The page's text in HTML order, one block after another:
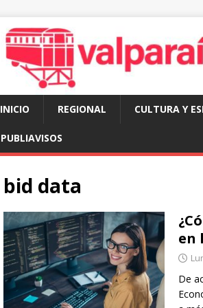
INICIO REGIONAL CULTURA Y
PUBLIAVISOS
bid data
en
De